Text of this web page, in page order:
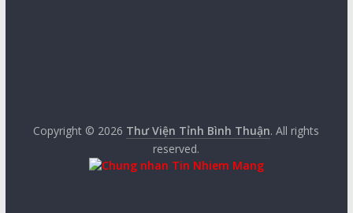
Copyright © 2026 Thư Viện Tỉnh Bình Thuận. All rights
reserved.